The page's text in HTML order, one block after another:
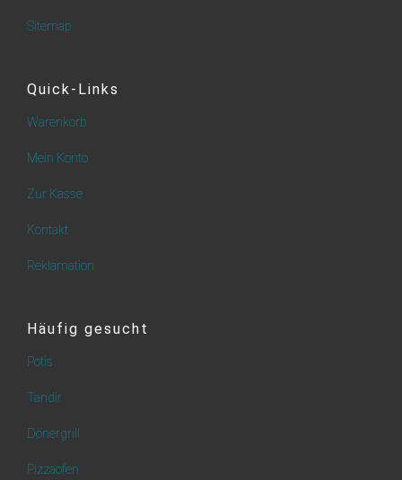
Sitemap
Quick-Links
Warenkorb
Mein Konto
Zur Kasse
Kontakt
Reklamation
Häufig gesucht
Potis
Tandir
Dönergrill
Pizzaofen